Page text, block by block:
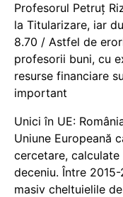
Profesorul Petruț
la Titularizare, iar
8.70 / Astfel de
profesorii buni, cu
resurse financiare
important
Unici în UE:
Uniune Europeană
cercetare,
deceniu. Între
masiv cheltuielile